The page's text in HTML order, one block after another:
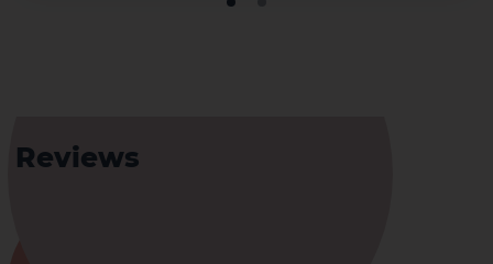
Reviews